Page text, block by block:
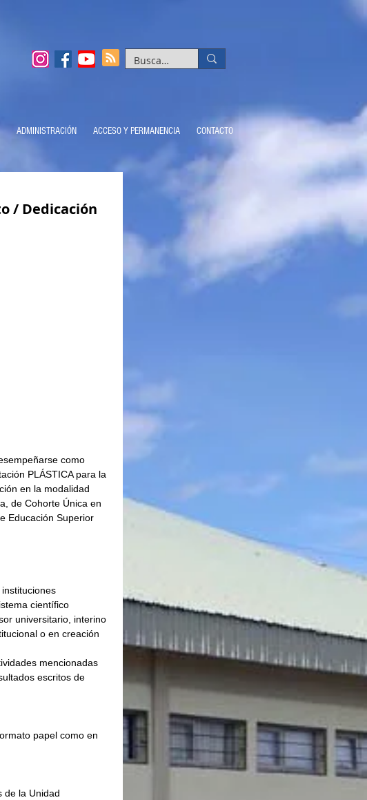
ADMINISTRACIÓN ACCESO Y PERMANENCIA CONTACTO
/ Dedicación
como
PLÁSTICA para la
en la modalidad
de Cohorte Única en
Educación Superior
científico
universitario, interino
o en creación
mencionadas
escritos de
papel como en
de la Unidad